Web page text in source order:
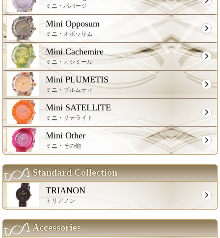
ミニ・パバージ
Mini Opposum
ミニ・オポッサム
Mini Cachemire
ミニ・カシミール
Mini PLUMETIS
ミニ・プルムティ
Mini SATELLITE
ミニ・サテライト
Mini Other
ミニ・その他
Standard Collection
TRIANON
トリアノン
Accessories